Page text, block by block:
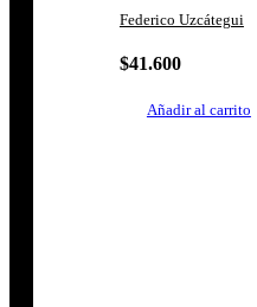
Federico Uzcátegui
$41.600
Añadir al carrito